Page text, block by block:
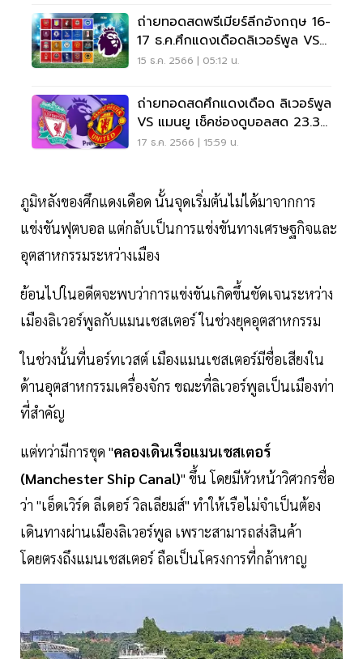
ถ่ายทอดสดพรีเมียร์ลีกอังกฤษ 16-
17 ธ.ค.ศึกแดงเดือดลิเวอร์พูล VS
แมนยู
15 ธ.ค. 2566 | 05:12 น.
ถ่ายทอดสดศึกแดงเดือด ลิเวอร์พูล
VS แมนยู เช็คช่องดูบอลสด 23.30
น.
17 ธ.ค. 2566 | 15:59 น.
ภูมิหลังของศึกแดงเดือด นั้นจุดเริ่มต้นไม่ได้มาจากการ
แข่งขันฟุตบอล แต่กลับเป็นการแข่งขันทางเศรษฐกิจและ
อุตสาหกรรมระหว่างเมือง
ย้อนไปในอดีตจะพบว่าการแข่งขันเกิดขึ้นชัดเจนระหว่าง
เมืองลิเวอร์พูลกับแมนเชสเตอร์ ในช่วงยุคอุตสาหกรรม
ในช่วงนั้นที่นอร์ทเวสต์ เมืองแมนเชสเตอร์มีชื่อเสียงใน
ด้านอุตสาหกรรมเครื่องจักร ขณะที่ลิเวอร์พูลเป็นเมืองท่า
ที่สำคัญ
แต่ทว่ามีการขุด "คลองเดินเรือแมนเชสเตอร์
(Manchester Ship Canal)" ขึ้น โดยมีหัวหน้าวิศวกรชื่อ
ว่า "เอ็ดเวิร์ด ลีเดอร์ วิลเลียมส์" ทำให้เรือไม่จำเป็นต้อง
เดินทางผ่านเมืองลิเวอร์พูล เพราะสามารถส่งสินค้า
โดยตรงถึงแมนเชสเตอร์ ถือเป็นโครงการที่กล้าหาญ